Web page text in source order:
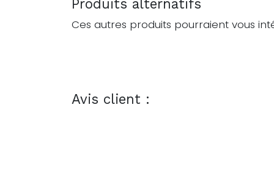
Produits alternatifs
Ces autres produits pourraient vous
Avis client :